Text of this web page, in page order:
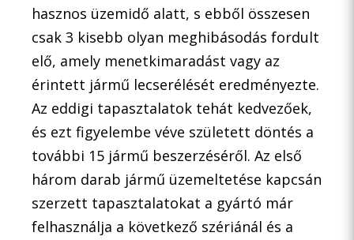
hasznos üzemidő alatt, s ebből összesen
csak 3 kisebb olyan meghibásodás fordult
elő, amely menetkimaradást vagy az
érintett jármű lecserélését eredményezte.
Az eddigi tapasztalatok tehát kedvezőek,
és ezt figyelembe véve született döntés a
további 15 jármű beszerzéséről. Az első
három darab jármű üzemeltetése kapcsán
szerzett tapasztalatokat a gyártó már
felhasználja a következő szériánál és a